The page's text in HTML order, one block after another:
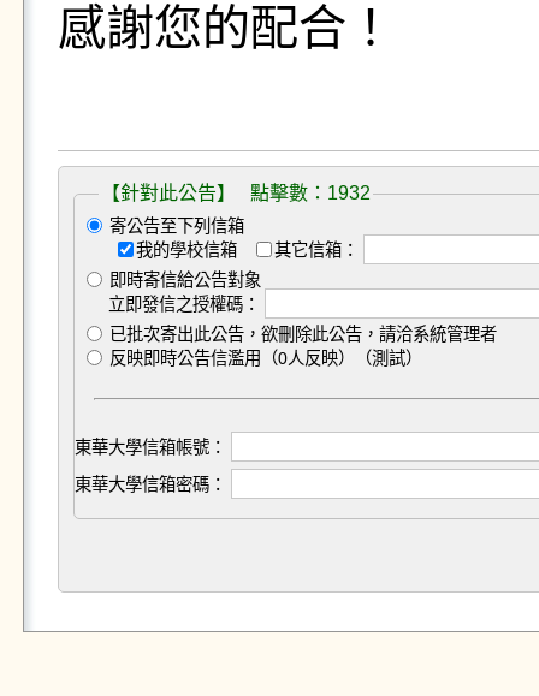
感謝您的配合！
【針對此公告】 點擊數：1932
寄公告至下列信箱
我的學校信箱
其它信箱：
即時寄信給公告對象
立即發信之授權碼：
已批次寄出此公告，欲刪除此公告，請洽系統管理者
反映即時公告信濫用（0人反映）（測試）
東華大學信箱帳號：
東華大學信箱密碼：